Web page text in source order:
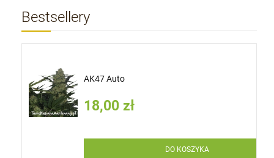
Bestsellery
AK47 Auto
18,00 zł
DO KOSZYKA